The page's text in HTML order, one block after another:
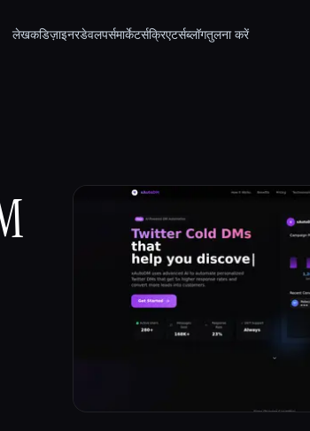
लेखकडिज़ाइनरडेवलपर्समार्केटर्सक्रिएटर्सब्लॉगतुलना करें